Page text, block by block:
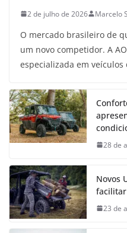
2 de julho de 2026 Marcelo
O mercado brasileiro de
um novo competidor. A
especializada em
28 de
Novos
facilitar
23 de